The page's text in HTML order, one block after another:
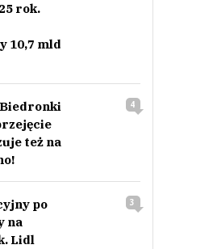
rok.
10,7 mld
Biedronki
też na
4
po
na
Lidl
3